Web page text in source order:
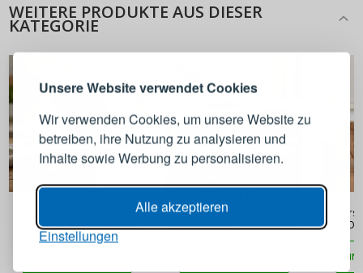
Unsere Website verwendet Cookies
Wir verwenden Cookies, um unsere Website zu
betreiben, ihre Nutzung zu analysieren und
Inhalte sowie Werbung zu personalisieren.
Alle akzeptieren
Einstellungen
WEITERE PRODUKTE AUS DIESER
KATEGORIE
STAUB Serving 0,4 l 4 Stück.
türkis Küchenschüsseln aus
Keramik
Schalen LA PORCELLANA
BIANCA LUNIA 15 cm 6 Stück
IN
ANMELDEN REGISTRIEREN
Melden Sie sich bei Ihrem
E-Mail-Adresse